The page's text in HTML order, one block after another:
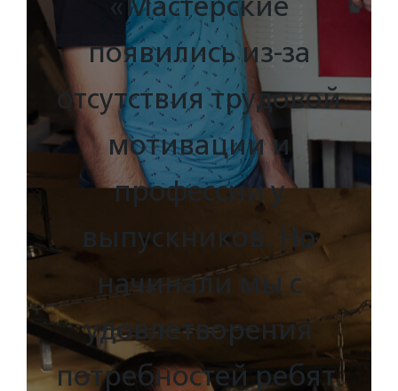
появились из-за
отсутствия трудовой
мотивации и
профессии у
выпускников. Но
начинали мы с
удовлетворения
потребностей ребят.